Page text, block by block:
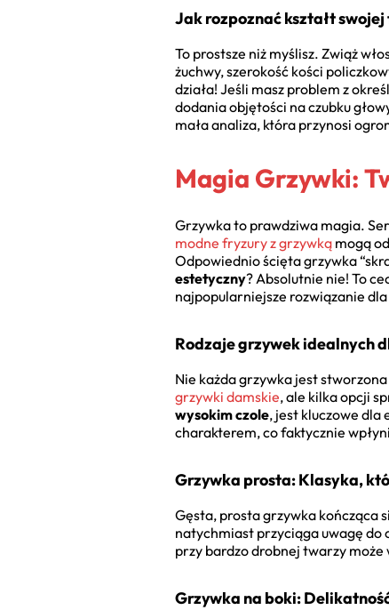
Jak rozpoznać kształt
To prostsze niż myślisz. Zwiąż
żuchwy, szerokość kości
działa! Jeśli masz problem z
dodania objętości na czubku
mała analiza, która przynosi
Magia Grzywki:
Grzywka to prawdziwa magia.
modne fryzury z grzywką mogą
Odpowiednio ścięta grzywka
estetyczny? Absolutnie nie! To
najpopularniejsze rozwiązanie dla
Rodzaje grzywek idealnych
Nie każda grzywka jest
grzywki damskie, ale kilka opcji
wysokim czole, jest kluczowe dla
charakterem, co faktycznie
Grzywka prosta: Klasyka,
Gęsta, prosta grzywka kończąca
natychmiast przyciąga uwagę do
przy bardzo drobnej twarzy
Grzywka na boki: